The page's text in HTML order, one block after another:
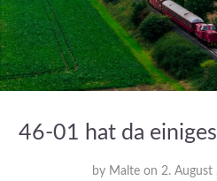
46-01 hat da
by Malte on 2. August